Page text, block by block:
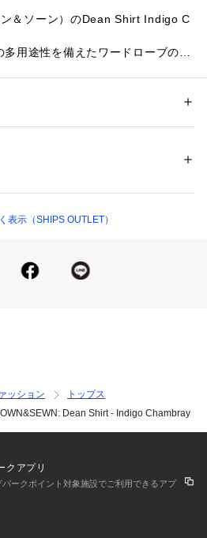
＆ソーン）のDean Shirt Indigo C
用途性を備えたワードローブの定
の雰囲気をプラスしてくれます。
す。この特別なインディゴ染めの
込むほどに味わいが増し、柔らかさ
クを縫製してきたサンフランシス
サンゼルスにある別の洗浄仕上げ施
柔軟剤が使用され縮みを軽減、柔ら
老舗アメリカブランドのメンズデ
ザイナーが手掛けるブランドです。
ョンはすべてアメリカ国内で縫製
生産されています。
表示（SHIPS OUTLET）
ッション
トップス
Dean Shirt - Indigo Chambray
クアプリ
ークポイント対象施設でご利用できるアプ